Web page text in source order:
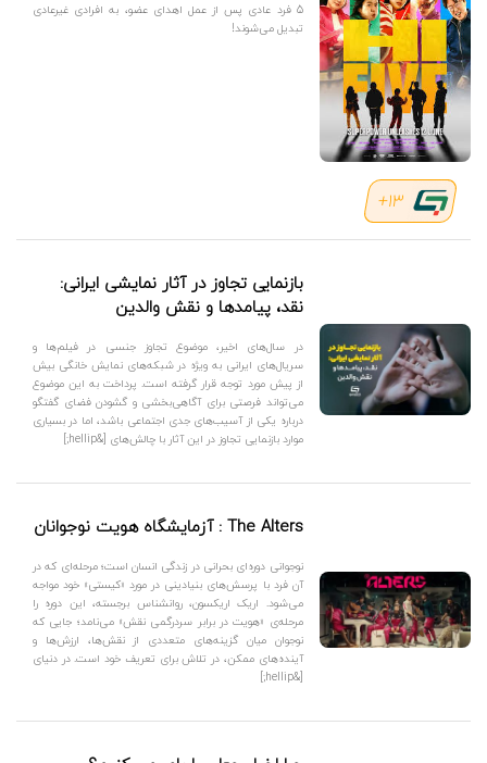
5 فرد عادی پس از عمل اهدای عضو، به افرادی غیرعادی
تبدیل می‌شوند!
13+
بازنمایی تجاوز در آثار نمایشی ایرانی:
نقد، پیامدها و نقش والدین
در سال‌های اخیر، موضوع تجاوز جنسی در فیلم‌ها و
سریال‌های ایرانی به ویژه در شبکه‌های نمایش خانگی بیش
از پیش مورد توجه قرار گرفته است. پرداخت به این موضوع
می‌تواند فرصتی برای آگاهی‌بخشی و گشودن فضای گفتگو
درباره یکی از آسیب‌های جدی اجتماعی باشد، اما در بسیاری
موارد بازنمایی تجاوز در این آثار با چالش‌های [&hellip;]
The Alters : آزمایشگاه هویت نوجوانان
نوجوانی دوره‌ای بحرانی در زندگی انسان است؛ مرحله‌ای که در
آن فرد با پرسش‌های بنیادینی در مورد «کیستی» خود مواجه
می‌شود. اریک اریکسون، روانشناس برجسته، این دوره را
مرحله‌ی «هویت در برابر سردرگمی نقش» می‌نامد؛ جایی که
نوجوان میان گزینه‌های متعددی از نقش‌ها، ارزش‌ها و
آینده‌های ممکن، در تلاش برای تعریف خود است. در دنیای
[&hellip;]